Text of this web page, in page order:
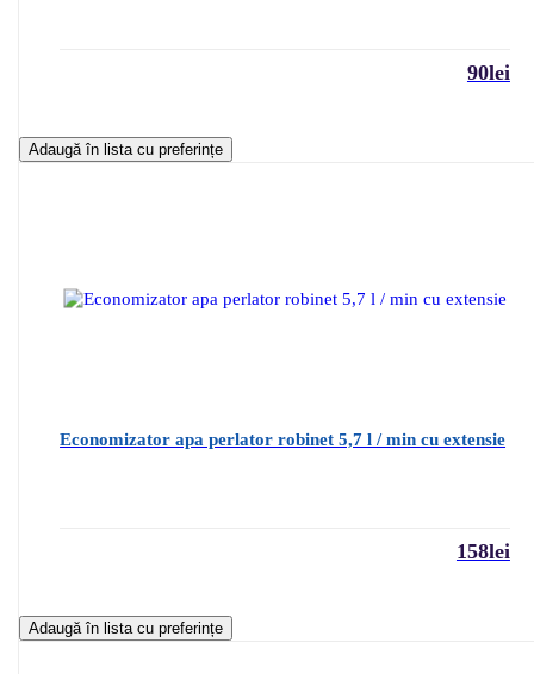
90lei
Adaugă în lista cu preferințe
Economizator apa perlator robinet 5,7 l / min cu extensie
158lei
Adaugă în lista cu preferințe